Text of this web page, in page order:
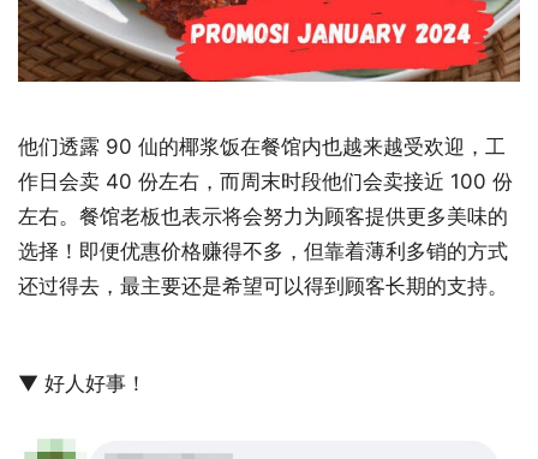
他们透露 90 仙的椰浆饭在餐馆内也越来越受欢迎，工
作日会卖 40 份左右，而周末时段他们会卖接近 100 份
左右。餐馆老板也表示将会努力为顾客提供更多美味的
选择！即便优惠价格赚得不多，但靠着薄利多销的方式
还过得去，最主要还是希望可以得到顾客长期的支持。
▼ 好人好事！